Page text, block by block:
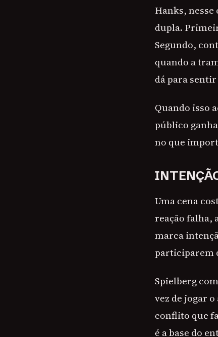
Hanks,
dupla.
Segundo,
quando a
dá para
Quando isso
público
no que
Uma cena
reação falha,
marca
participarem
Spielberg
vez de jogar
conflito que
é a base do